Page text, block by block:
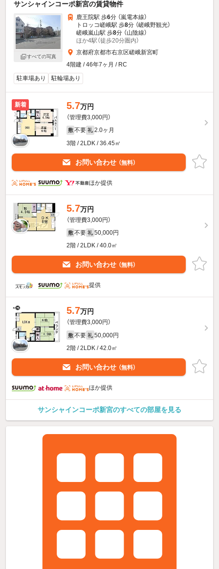
サンシャインコーポ新宮の賃貸物件
すべての写真
鹿王院駅 歩6分 （嵐電本線）
トロッコ嵯峨駅 歩8分 （嵯峨野観光）
嵯峨嵐山駅 歩8分 （山陰線）
ほか4駅（徒歩20分圏内）
京都府京都市右京区嵯峨新宮町
4階建 / 46年7ヶ月 / RC
駐車場あり
駐輪場あり
新着 5.7万円
（管理費3,000円）
敷 不要 礼 2.0ヶ月
3階 / 2LDK / 36.45㎡
お問い合わせ （無料）
ほか提供
5.7万円
（管理費3,000円）
敷 不要 礼 50,000円
2階 / 2LDK / 40.0㎡
お問い合わせ （無料）
提供
5.7万円
（管理費3,000円）
敷 不要 礼 50,000円
2階 / 2LDK / 42.0㎡
お問い合わせ （無料）
ほか提供
サンシャインコーポ新宮のすべての部屋を見る